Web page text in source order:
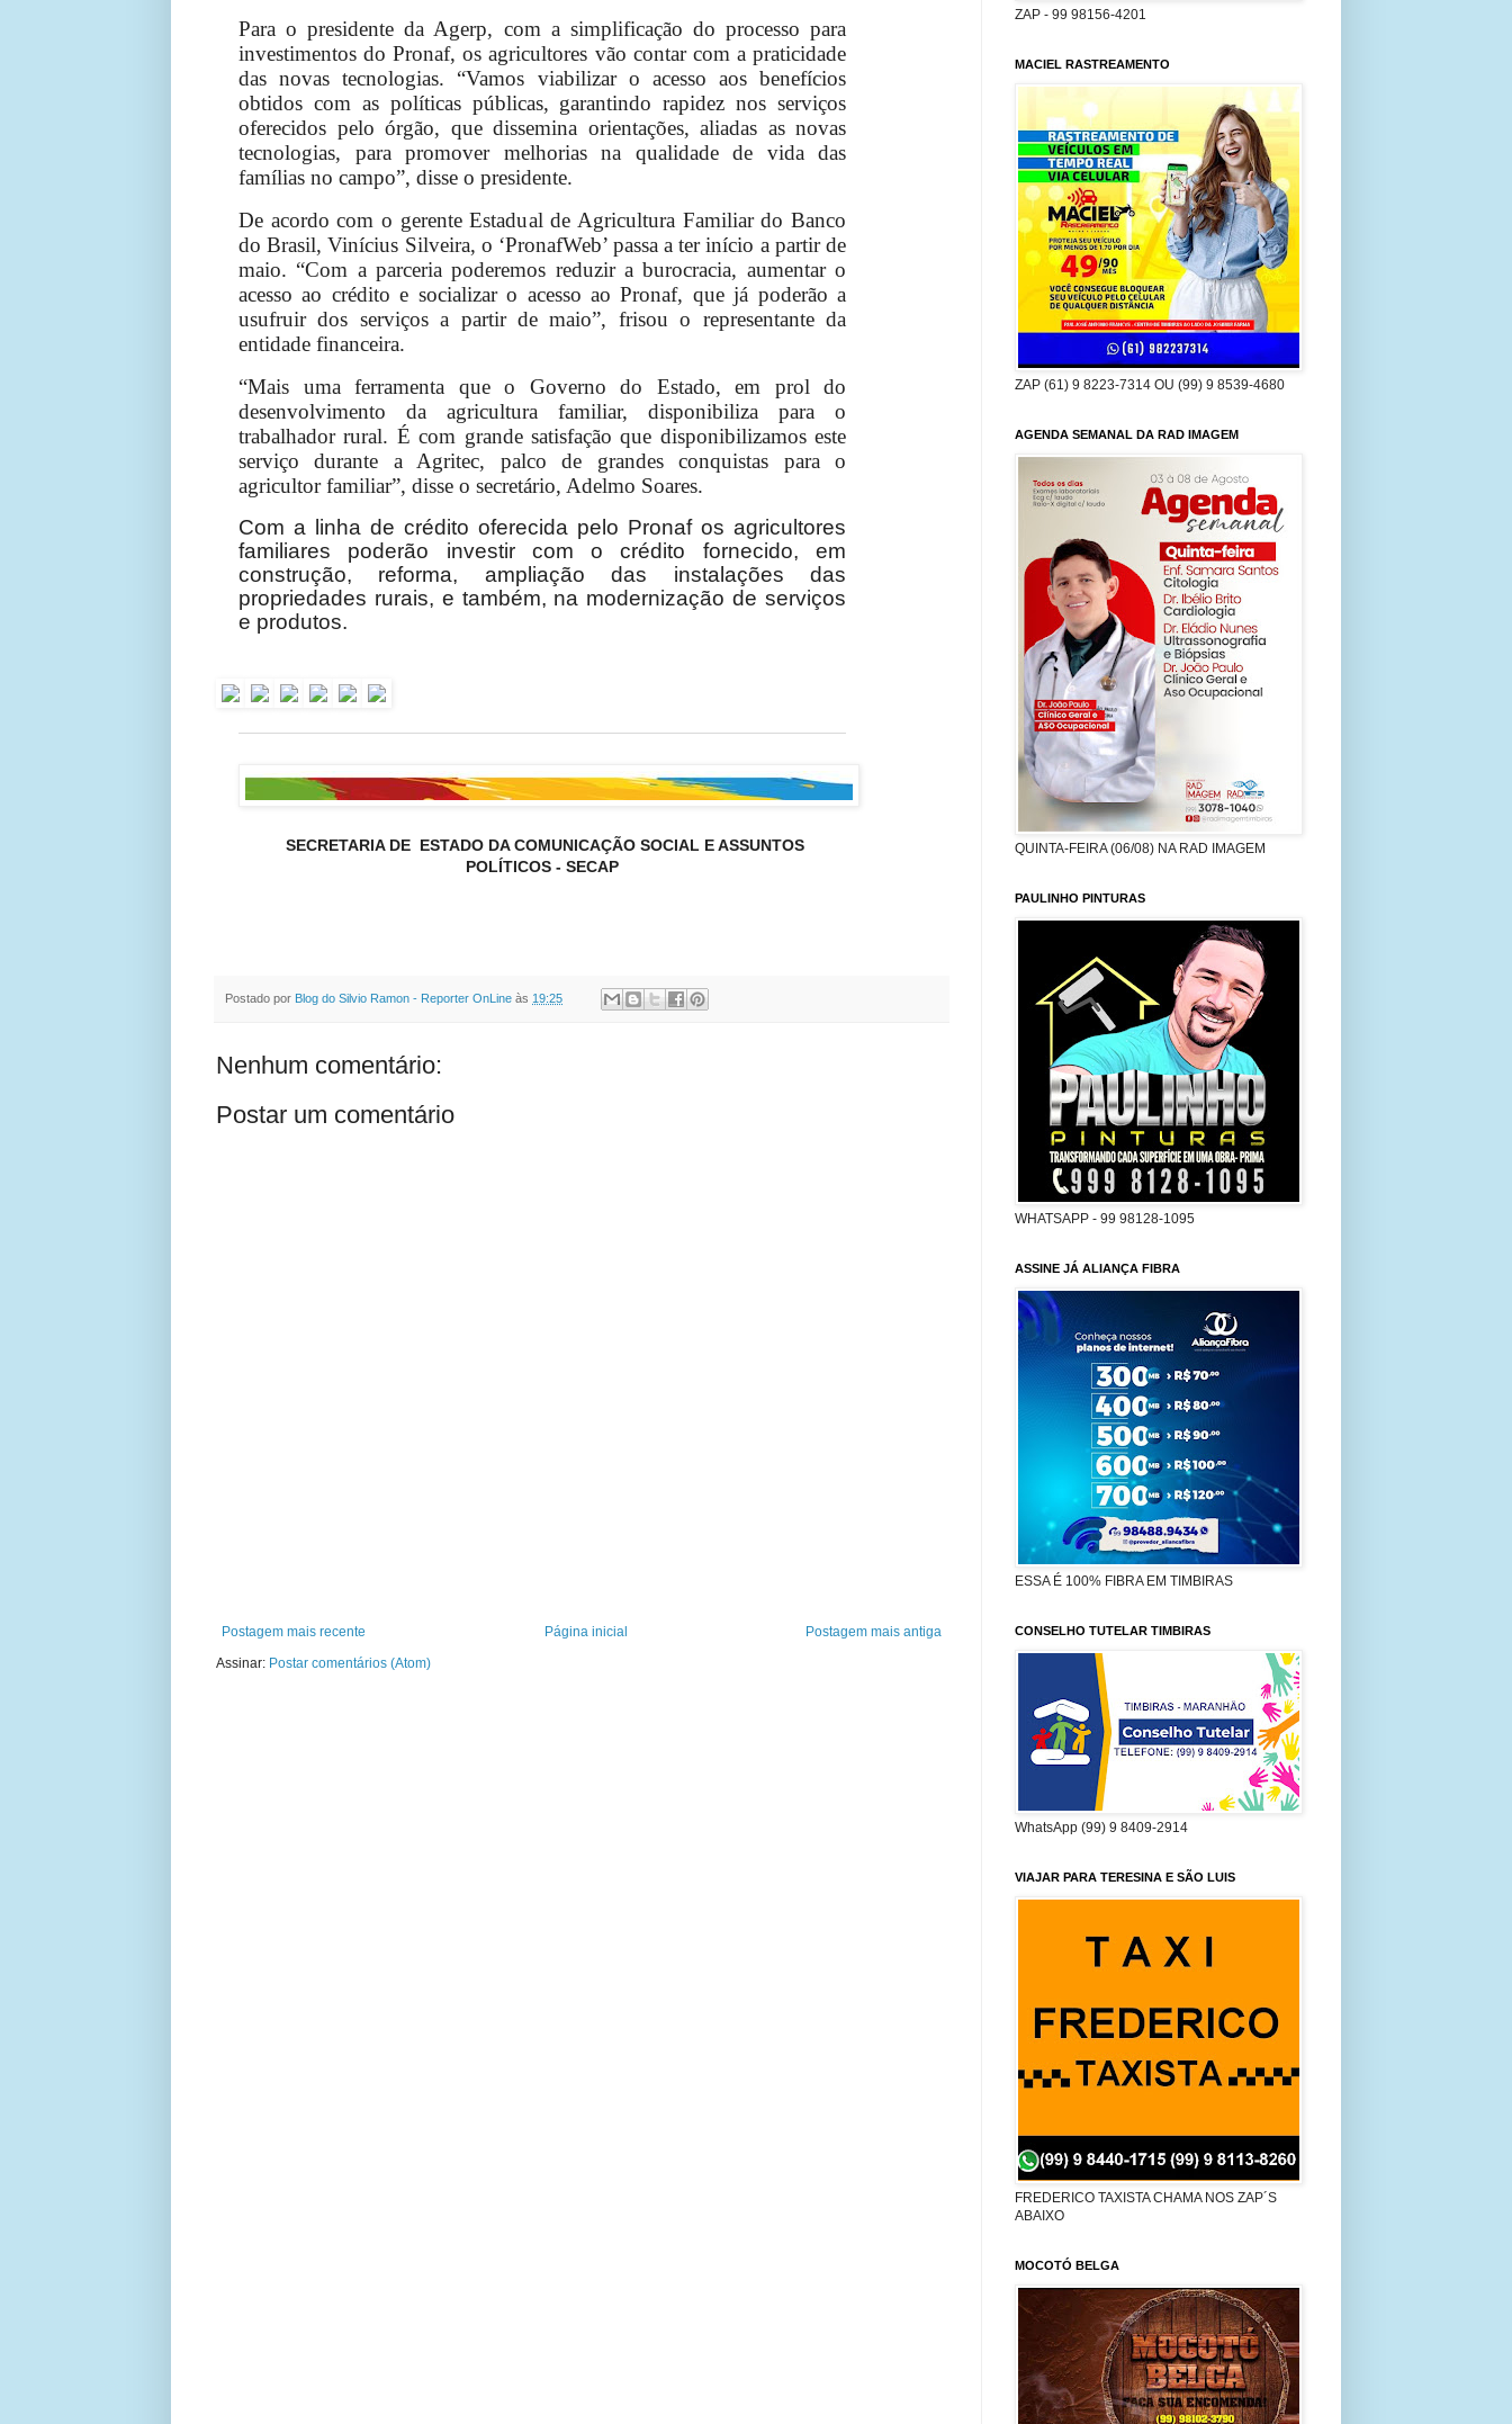
Para o presidente da Agerp, com a simplificação do processo para
investimentos do Pronaf, os agricultores vão contar com a praticidade
das novas tecnologias. “Vamos viabilizar o acesso aos benefícios
obtidos com as políticas públicas, garantindo rapidez nos serviços
oferecidos pelo órgão, que dissemina orientações, aliadas as novas
tecnologias, para promover melhorias na qualidade de vida das
famílias no campo”, disse o presidente.
De acordo com o gerente Estadual de Agricultura Familiar do Banco
do Brasil, Vinícius Silveira, o ‘PronafWeb’ passa a ter início a partir de
maio. “Com a parceria poderemos reduzir a burocracia, aumentar o
acesso ao crédito e socializar o acesso ao Pronaf, que já poderão a
usufruir dos serviços a partir de maio”, frisou o representante da
entidade financeira.
“Mais uma ferramenta que o Governo do Estado, em prol do
desenvolvimento da agricultura familiar, disponibiliza para o
trabalhador rural. É com grande satisfação que disponibilizamos este
serviço durante a Agritec, palco de grandes conquistas para o
agricultor familiar”, disse o secretário, Adelmo Soares.
Com a linha de crédito oferecida pelo Pronaf os agricultores
familiares poderão investir com o crédito fornecido, em
construção, reforma, ampliação das instalações das
propriedades rurais, e também, na modernização de serviços
e produtos.
SECRETARIA DE ESTADO DA COMUNICAÇÃO SOCIAL E ASSUNTOS
POLÍTICOS - SECAP
Postado por Blog do Silvio Ramon - Reporter OnLine às 19:25
Nenhum comentário:
Postar um comentário
Postagem mais recente Postagem mais antiga
Página inicial
Assinar: Postar comentários (Atom)
ZAP - 99 98156-4201
MACIEL RASTREAMENTO
ZAP (61) 9 8223-7314 OU (99) 9 8539-4680
AGENDA SEMANAL DA RAD IMAGEM
QUINTA-FEIRA (06/08) NA RAD IMAGEM
PAULINHO PINTURAS
WHATSAPP - 99 98128-1095
ASSINE JÁ ALIANÇA FIBRA
ESSA É 100% FIBRA EM TIMBIRAS
CONSELHO TUTELAR TIMBIRAS
WhatsApp (99) 9 8409-2914
VIAJAR PARA TERESINA E SÃO LUIS
FREDERICO TAXISTA CHAMA NOS ZAP´S
ABAIXO
MOCOTÓ BELGA